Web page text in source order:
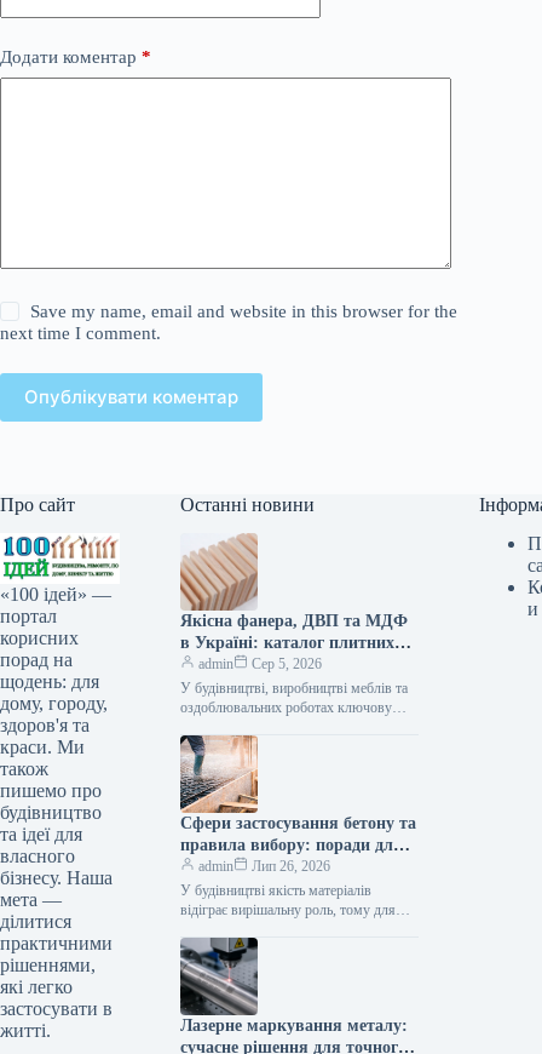
Додати коментар *
Save my name, email and website in this browser for the
next time I comment.
Опублікувати коментар
Про сайт
«100 ідей» —
портал
корисних
порад на
щодень: для
дому, городу,
здоров'я та
краси. Ми
також
пишемо про
будівництво
та ідеї для
власного
бізнесу. Наша
мета —
ділитися
практичними
рішеннями,
які легко
застосувати в
житті.
Останні новини
Якісна фанера, ДВП та МДФ
в Україні: каталог плитних
матеріалів від «ВІН-ВУД»
admin
Сер 5, 2026
У будівництві, виробництві меблів та
оздоблювальних роботах ключову
сировини. Компанія «ВІН-ВУД» уже
тривалий час займається…
Сфери застосування бетону та
правила вибору: поради для
приватного й промислового
будівництва
admin
Лип 26, 2026
У будівництві якість матеріалів
відіграє вирішальну роль, тому для
обирати перевірених виробників, таких
як компанія Промбудцентр,…
Лазерне маркування металу:
сучасне рішення для точного
и